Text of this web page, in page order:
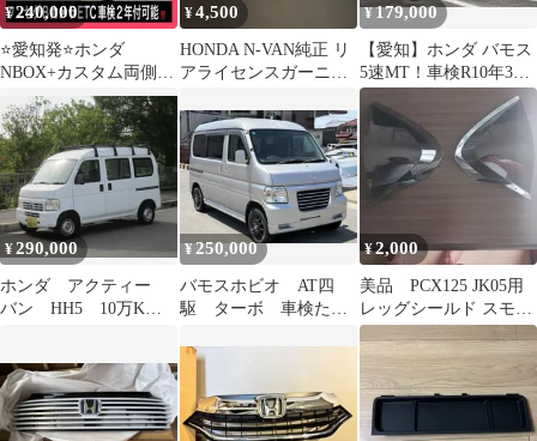
¥240,000
⭐️愛知発⭐️ホンダ
NBOX+カスタム両側パ
ワスラ車検2年付可能‼️
¥4,500
HONDA N-VAN純正 リ
アライセンスガーニッ
ール
¥179,000
【愛知】ホンダ バモス
5速MT！車検R10年3月
179,000円！
¥290,000
ホンダ アクティー
バン HH5 10万K
¥250,000
バモスホビオ AT四
駆 ターボ 車検たっ
帰りok 価格交渉可
¥2,000
美品 PCX125 JK05用
レッグシールド スモー
クスクリーン 左右セッ
ト